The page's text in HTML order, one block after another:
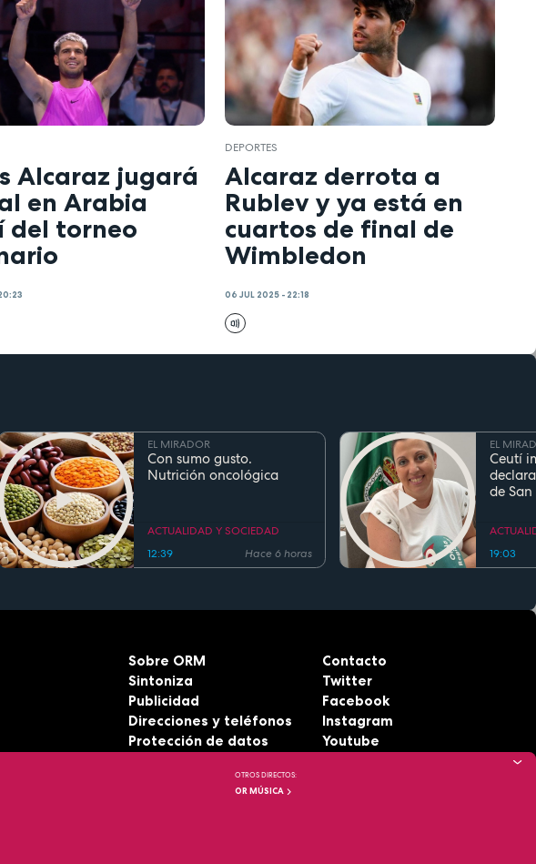
Alcaraz jugará
en Arabia
del torneo
DEPORTES
Alcaraz derrota a
Rublev y ya está en
cuartos de final de
Wimbledon
06 JUL 2025 - 22:18
EL MIRADOR
Con sumo gusto.
Nutrición oncológica
ACTUALIDAD Y SOCIEDAD
12:39
Hace 6 horas
EL
Ceutí
de
19:03
Sobre ORM
Sintoniza
Publicidad
Direcciones y teléfonos
Protección de datos
Contacto
Twitter
Facebook
Instagram
Youtube
OTROS DIRECTOS:
OR MÚSICA